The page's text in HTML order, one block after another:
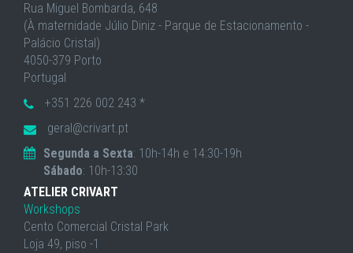
Rua Miguel Bombarda, 648
(À maternidade Júlio Diniz - Parque de Estacionamento -
Palácio Cristal)
4050-379 Porto
Portugal
+351 226 002 243 *
geral@crivart.pt
Segunda a Sexta: 10h-14h e 14:30-19h
Sábado: 10h-13:30
ATELIER CRIVART
Workshops
Cento Comercial Cristal Park
Loja 49, piso -1